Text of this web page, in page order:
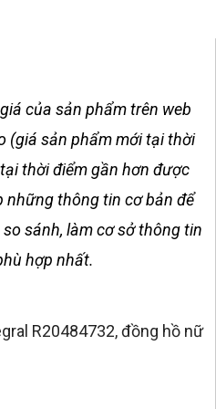
của sản phẩm trên web
(giá sản phẩm mới tại thời
thời điểm gần hơn được
những thông tin cơ bản để
sánh, làm cơ sở thông tin
hợp nhất.
R20484732, đồng hồ nữ